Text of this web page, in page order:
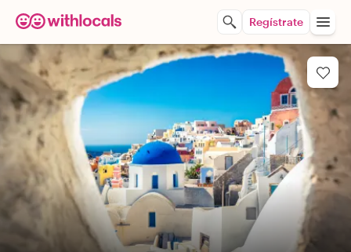
Regístrate